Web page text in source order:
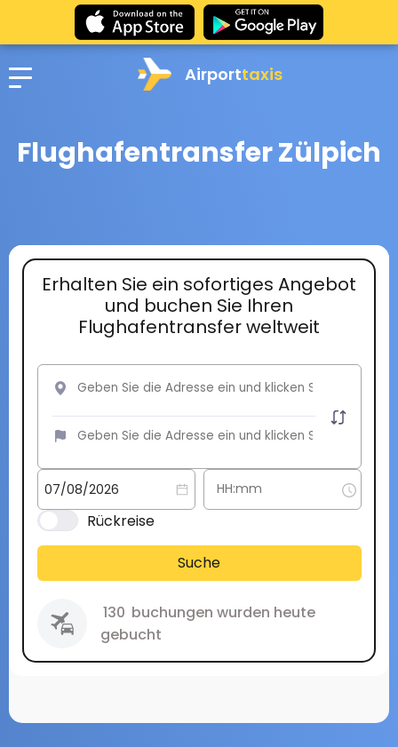
Airporttaxis
Flughafentransfer Zülpich
Erhalten Sie ein sofortiges Angebot
und buchen Sie Ihren
Flughafentransfer weltweit
Rückreise
Suche
130 buchungen wurden heute
gebucht